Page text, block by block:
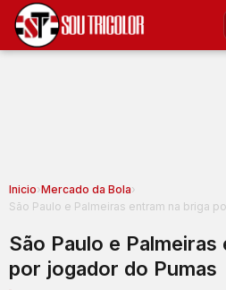
Inicio›Mercado da Bola›
São Paulo e Palmeiras entram na briga
São Paulo e Palmeiras
por jogador do Pumas